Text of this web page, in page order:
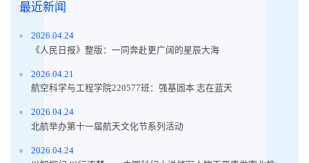
最近新闻
2026.04.24
《人民日报》整版：一同奔赴更广阔的星辰大海
2026.04.21
航空科学与工程学院220577班：强基固本 志在蓝天
2026.04.24
北航举办第十一届航天文化节系列活动
2026.04.24